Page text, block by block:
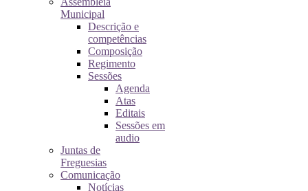
Municipal
Descrição e
competências
Composição
Regimento
Sessões
Agenda
Atas
Editais
Sessões em
audio
Juntas de
Freguesias
Comunicação
Notícias